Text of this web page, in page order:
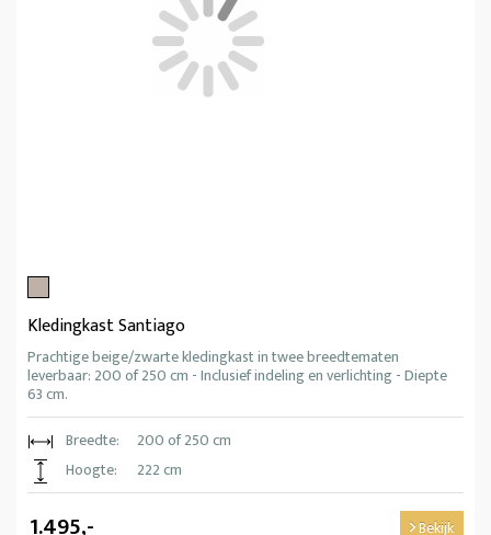
Kledingkast Santiago
Prachtige beige/zwarte kledingkast in twee breedtematen
leverbaar: 200 of 250 cm - Inclusief indeling en verlichting - Diepte
63 cm.
Breedte:
200 of 250 cm
Hoogte:
222 cm
1.495,- Bekijk